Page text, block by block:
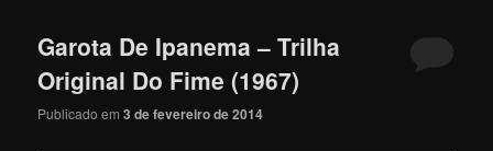
Garota De Ipanema – Trilha
Original Do Fime (1967)
Publicado em3 de fevereiro de 2014